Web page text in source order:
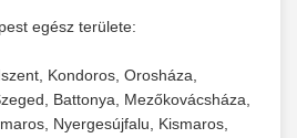
tésztakeverő
élelmiszer szeletelő
berendezések
és tartsa meg a termék
frissességét.
Gép +
gépek professzionális
egész területe:
Kondoros, Orosháza,
Battonya, Mezőkovácsháza,
Nyergesújfalu, Kismaros,